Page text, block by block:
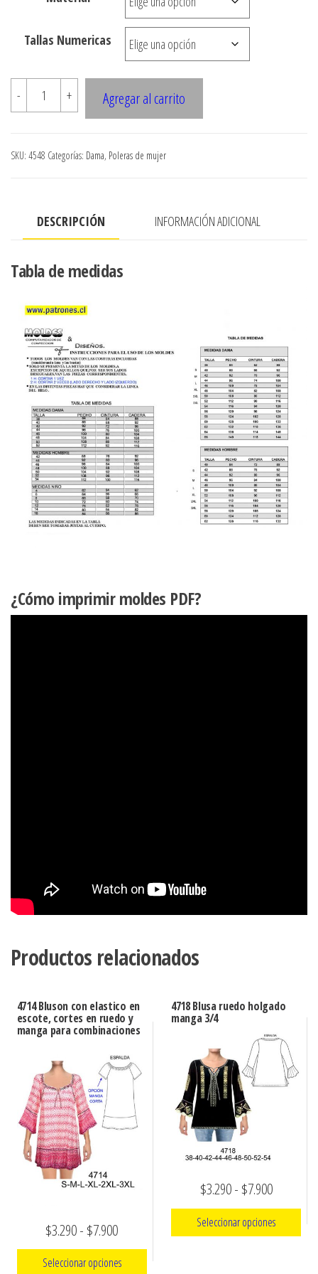
desde
$3.290
$7.900
Tallas Numericas
-
4548
Peto
cantidad
+ Agregar al carrito
SKU: 4548 Categorías: Dama, Poleras de mujer
DESCRIPCIÓN INFORMACIÓN ADICIONAL
Tabla de medidas
¿Cómo imprimir moldes PDF?
Productos relacionados
4714 Bluson con elastico en
escote, cortes en ruedo y
manga para combinaciones
$3.290- $7.900Rango
de
Seleccionar opciones
4718 Blusa ruedo holgado
manga 3/4
$3.290- $7.900Rango
de
precios:
Seleccionar opciones